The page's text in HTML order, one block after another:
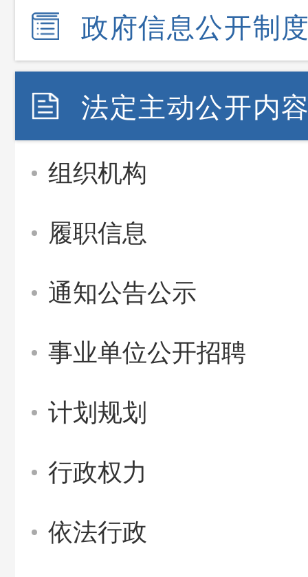
政府信息公开制
法定主动公开内
组织机构
履职信息
通知公告公示
事业单位公开招聘
计划规划
行政权力
依法行政